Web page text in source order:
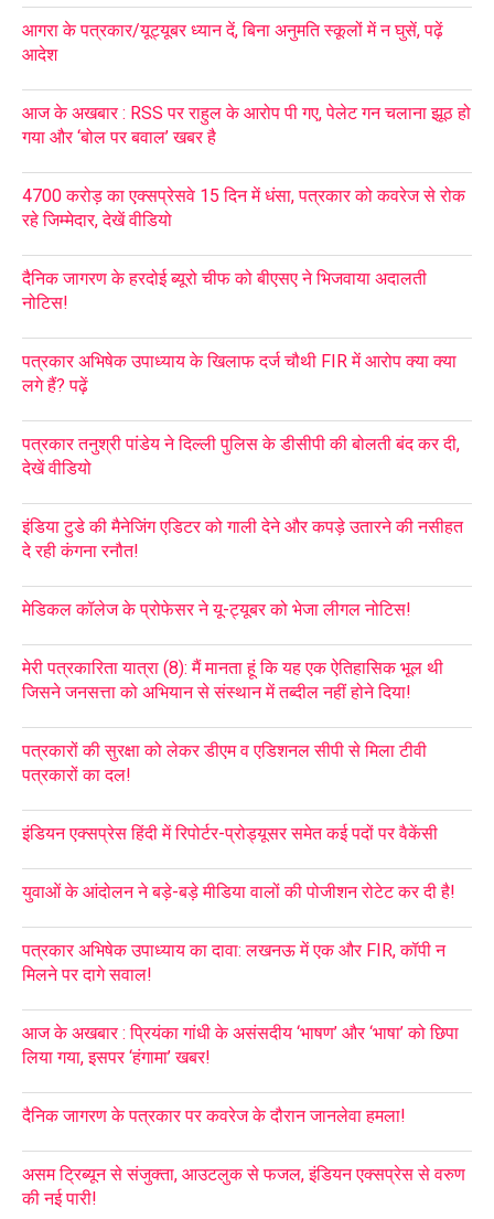
आगरा के पत्रकार/यूट्यूबर ध्यान दें, बिना अनुमति स्कूलों में न घुसें, पढ़ें
आदेश
आज के अखबार : RSS पर राहुल के आरोप पी गए, पेलेट गन चलाना झूठ हो
गया और ‘बोल पर बवाल’ खबर है
4700 करोड़ का एक्सप्रेसवे 15 दिन में धंसा, पत्रकार को कवरेज से रोक
रहे जिम्मेदार, देखें वीडियो
दैनिक जागरण के हरदोई ब्यूरो चीफ को बीएसए ने भिजवाया अदालती
नोटिस!
पत्रकार अभिषेक उपाध्याय के खिलाफ दर्ज चौथी FIR में आरोप क्या क्या
लगे हैं? पढ़ें
पत्रकार तनुश्री पांडेय ने दिल्ली पुलिस के डीसीपी की बोलती बंद कर दी,
देखें वीडियो
इंडिया टुडे की मैनेजिंग एडिटर को गाली देने और कपड़े उतारने की नसीहत
दे रही कंगना रनौत!
मेडिकल कॉलेज के प्रोफेसर ने यू-ट्यूबर को भेजा लीगल नोटिस!
मेरी पत्रकारिता यात्रा (8): मैं मानता हूं कि यह एक ऐतिहासिक भूल थी
जिसने जनसत्ता को अभियान से संस्थान में तब्दील नहीं होने दिया!
पत्रकारों की सुरक्षा को लेकर डीएम व एडिशनल सीपी से मिला टीवी
पत्रकारों का दल!
इंडियन एक्सप्रेस हिंदी में रिपोर्टर-प्रोड्यूसर समेत कई पदों पर वैकेंसी
युवाओं के आंदोलन ने बड़े-बड़े मीडिया वालों की पोजीशन रोटेट कर दी है!
पत्रकार अभिषेक उपाध्याय का दावा: लखनऊ में एक और FIR, कॉपी न
मिलने पर दागे सवाल!
आज के अखबार : प्रियंका गांधी के असंसदीय ‘भाषण’ और ‘भाषा’ को छिपा
लिया गया, इसपर ‘हंगामा’ खबर!
दैनिक जागरण के पत्रकार पर कवरेज के दौरान जानलेवा हमला!
असम ट्रिब्यून से संजुक्ता, आउटलुक से फजल, इंडियन एक्सप्रेस से वरुण
की नई पारी!